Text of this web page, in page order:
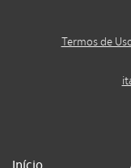
Termos de